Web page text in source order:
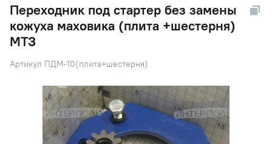
Переходник под стартер без замены
кожуха маховика (плита +шестерня)
МТЗ
Артикул ПДМ-10(плита+шестерня)